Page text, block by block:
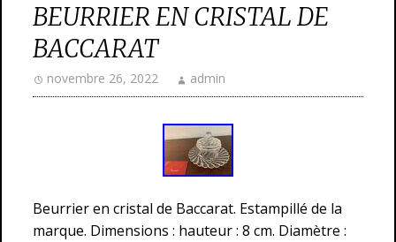
BEURRIER EN CRISTAL DE
BACCARAT
novembre 26, 2022 admin
Beurrier en cristal de Baccarat. Estampillé de la
marque. Dimensions : hauteur : 8 cm. Diamètre :